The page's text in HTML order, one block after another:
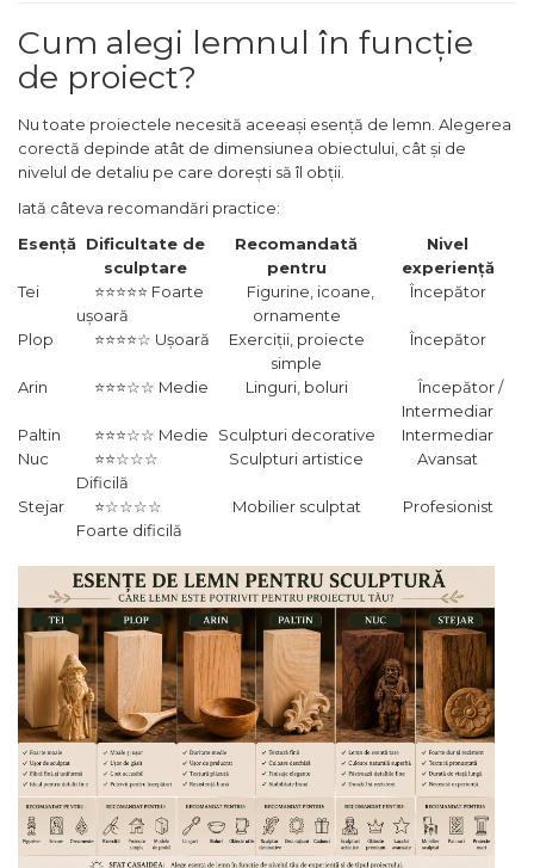
Autofiletante
Statii & Masini Universale de
Ascutit Scule
& Telemetru laser
Electrice pentru Cuie si Capse
lant drujba si accesorii
Circular
Accesorii & Echipamente
Utilaje tamplarie / prelucrare
lemn
Aeroterme si Ventilatoare
Bormasini & Masini de Gaurit
Compresoare Auto
Masini de Ascutit Burghie
Discuri Fierastrau Circular
Dispozitive de taiat
polistiren
Polizoare drepte & accesorii
Purificatoare de aer
Scule Pneumatice
Cum alegi lemnul în funcție
de proiect?
Nu toate proiectele necesită aceeași esență de lemn. Alegerea
corectă depinde atât de dimensiunea obiectului, cât și de
nivelul de detaliu pe care dorești să îl obții.
Iată câteva recomandări practice:
Esență Dificultate de
sculptare
Recomandată
pentru
Nivel
experiență
Tei
⭐⭐⭐⭐⭐ Foarte
ușoară
Figurine, icoane,
ornamente
Începător
Plop ⭐⭐⭐⭐☆ Ușoară
Exerciții, proiecte
simple
Începător
Arin ⭐⭐⭐☆☆ Medie Linguri, boluri
Începător /
Intermediar
Paltin
⭐⭐⭐☆☆ Medie Sculpturi decorative
Intermediar
Nuc
⭐⭐☆☆☆
Dificilă
Sculpturi artistice Avansat
Stejar
⭐☆☆☆☆
Foarte dificilă
Mobilier sculptat Profesionist